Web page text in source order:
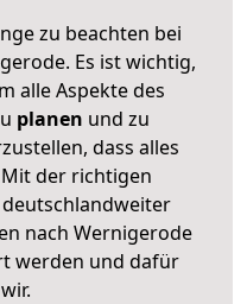
zu beachten bei
Es ist wichtig,
alle Aspekte des
planen und zu
dass alles
der richtigen
nach Wernigerode
werden und dafür